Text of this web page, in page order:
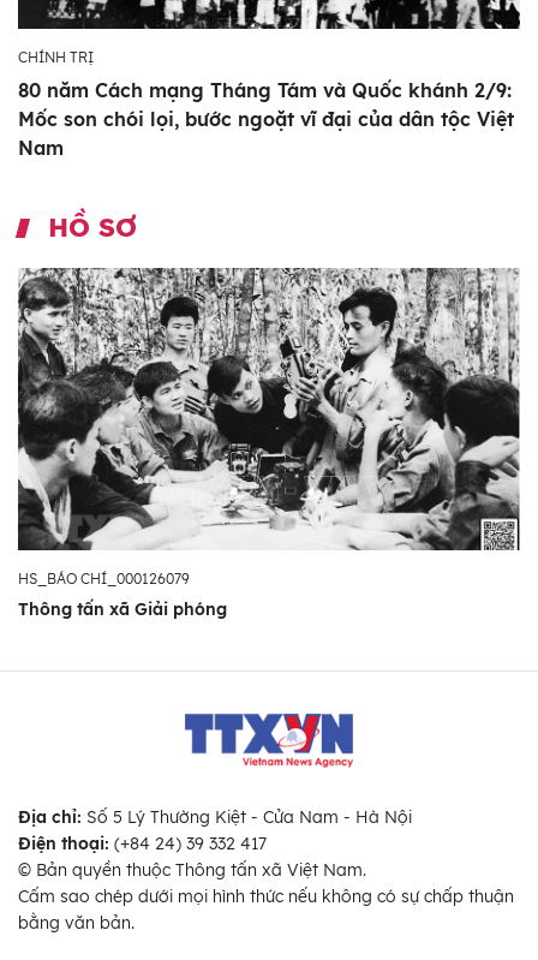
CHÍNH TRỊ
80 năm Cách mạng Tháng Tám và Quốc khánh 2/9:
Mốc son chói lọi, bước ngoặt vĩ đại của dân tộc Việt
Nam
HỒ SƠ
HS_BÁO CHÍ_000126079
Thông tấn xã Giải phóng
Địa chỉ: Số 5 Lý Thường Kiệt - Cửa Nam - Hà Nội
Điện thoại: (+84 24) 39 332 417
© Bản quyền thuộc Thông tấn xã Việt Nam.
Cấm sao chép dưới mọi hình thức nếu không có sự chấp thuận
bằng văn bản.